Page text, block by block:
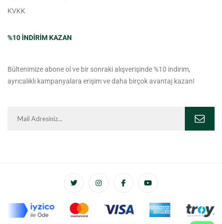
KVKK
%10 INDIRIM KAZAN
Bültenimize abone ol ve bir sonraki alışverişinde %10 indirim,
ayrıcalıklı kampanyalara erişim ve daha birçok avantaj kazan!